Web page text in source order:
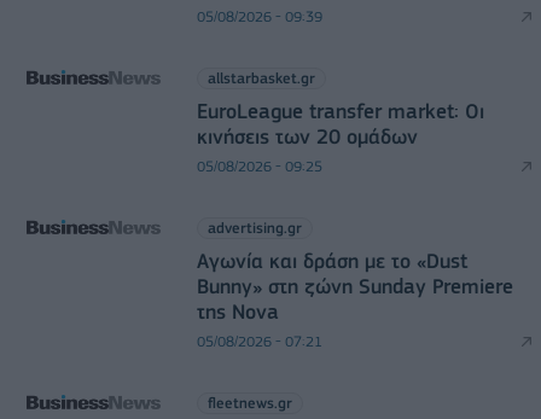
05/08/2026 - 09:39
allstarbasket.gr
EuroLeague transfer market: Οι
κινήσεις των 20 ομάδων
05/08/2026 - 09:25
advertising.gr
Αγωνία και δράση με το «Dust
Bunny» στη ζώνη Sunday Premiere
της Nova
05/08/2026 - 07:21
fleetnews.gr